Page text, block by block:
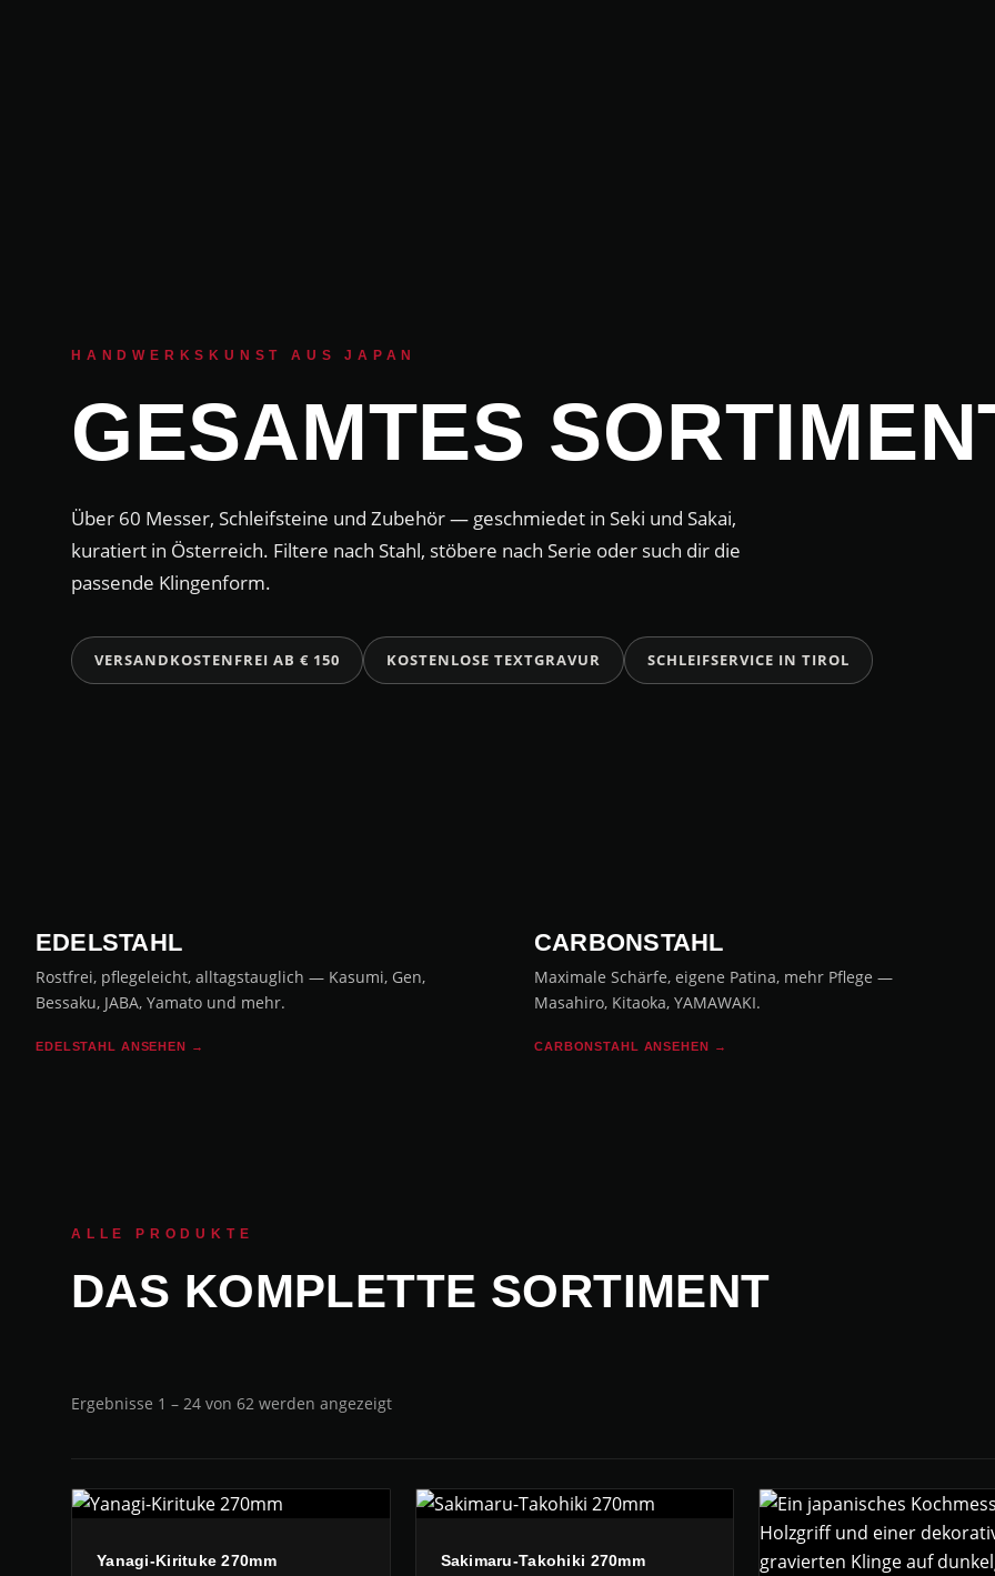
HANDWERKSKUNST AUS JAPAN
GESAMTES
Über 60 Messer, Schleifsteine und Zubehör — geschmiedet in Seki und Sakai,
kuratiert in Österreich. Filtere nach Stahl, stöbere nach Serie oder such dir die
passende Klingenform.
VERSANDKOSTENFREI AB € 150 KOSTENLOSE TEXTGRAVUR SCHLEIFSERVICE IN TIROL
EDELSTAHL
Rostfrei, pflegeleicht, alltagstauglich — Kasumi, Gen,
Bessaku, JABA, Yamato und mehr.
EDELSTAHL ANSEHEN →
CARBONSTAHL
Maximale Schärfe, eigene Patina, mehr Pflege —
Masahiro, Kitaoka, YAMAWAKI.
CARBONSTAHL ANSEHEN →
ALLE PRODUKTE
DAS KOMPLETTE SORTIMENT
Ergebnisse 1 – 24 von 62 werden angezeigt
Yanagi-Kirituke 270mm Sakimaru-Takohiki 270mm